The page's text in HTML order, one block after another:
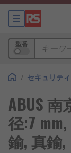
型番
/ セキュリテ
ABUS
径:7
鍮, 真鍮,